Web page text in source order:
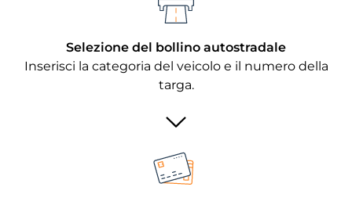
Selezione del bollino autostradale
Inserisci la categoria del veicolo e il numero della
targa.